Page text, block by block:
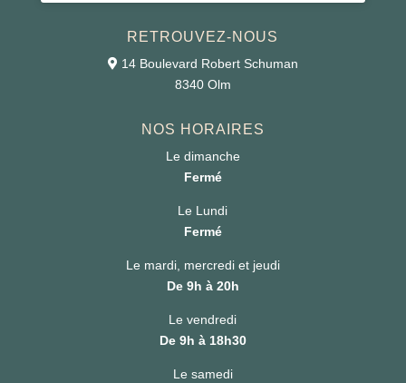
RETROUVEZ-NOUS
14 Boulevard Robert Schuman
8340 Olm
NOS HORAIRES
Le dimanche
Fermé
Le Lundi
Fermé
Le mardi, mercredi et jeudi
De 9h à 20h
Le vendredi
De 9h à 18h30
Le samedi